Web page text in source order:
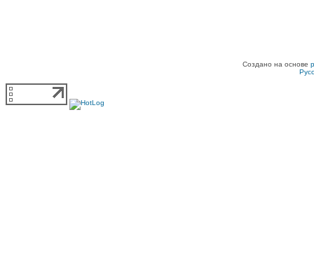
Создано на основе